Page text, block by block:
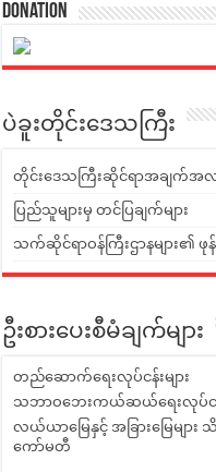
Donation
ပဲခူးတိုင်းဒေသကြီး
တိုင်းဒေသကြီးဆိုင်ရာအချက်အလ
ပြည်သူများမှ တင်ပြချက်များ
သက်ဆိုင်ရာဝန်ကြီးဌာနများ၏ ဖုန်
ဦးစားပေးစီမံချက်များ
တည်ဆောက်ရေးလုပ်ငန်းများ
သဘာဝဘေးကယ်ဆယ်ရေးလုပ်ငန်း
လယ်ယာမြေနှင့် အခြားမြေများ
ကော်မတီ